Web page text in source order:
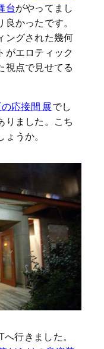
台がやってまし
かったです。
ングされた幾何
がエロティック
視点で見せてる
応接間 展でし
りました。こち
うか。
行きました。